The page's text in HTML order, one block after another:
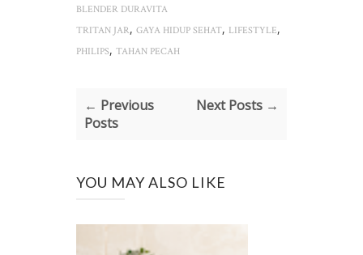
BLENDER DURAVITA
TRITAN JAR, GAYA HIDUP SEHAT, LIFESTYLE,
PHILIPS, TAHAN PECAH
← Previous
Posts
Next Posts →
YOU MAY ALSO LIKE